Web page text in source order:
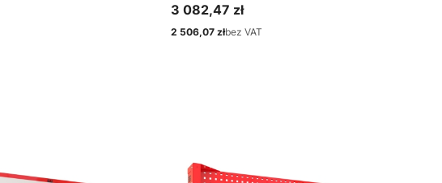
Cena
3 082,47 zł
Cena
2 506,07 złbez VAT